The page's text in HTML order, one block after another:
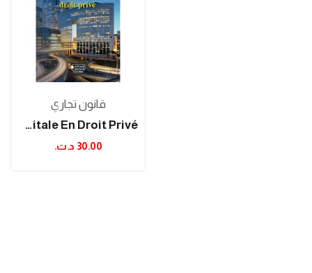
قانون تجاري
L'entreprise Digitale En Droit Privé
30.00 د.ت.‏